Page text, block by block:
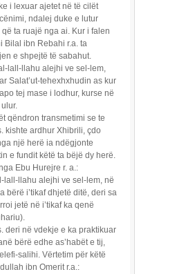
i lexuar ajetet në të cilët
ndalej duke e lutur
ta ruajë nga ai. Kur i falen
Bilal ibn Rebahi r.a. ta
e shpejtë të sabahut.
lall-llahu alejhi ve sel-lem,
Salat’ut-tehexhxhudin as kur
tej mase i lodhur, kurse në
qëndron transmetimi se te
kishte ardhur Xhibrili, çdo
një herë ia ndëgjonte
e fundit këtë ta bëjë dy herë.
Ebu Hurejre r. a.:
lall-llahu alejhi ve sel-lem, në
bërë i’tikaf dhjetë ditë, deri sa
jetë në i’tikaf ka qenë
deri në vdekje e ka praktikuar
bërë edhe as’habët e tij,
salihi. Vërtetim për këtë
ibn Omerit r.a.: